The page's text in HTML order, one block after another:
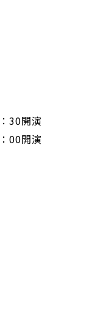
30開演
00開演